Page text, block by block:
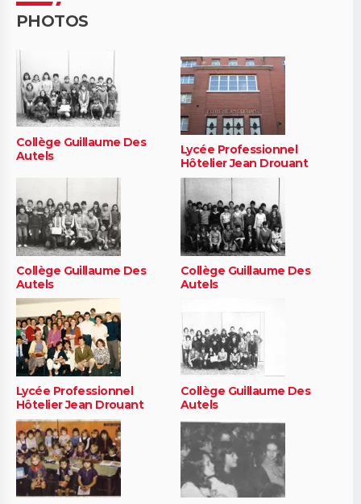
PHOTOS
Collège Guillaume Des
Autels
Lycée Professionnel
Hôtelier Jean Drouant
Collège Guillaume Des
Autels
Collège Guillaume Des
Autels
Lycée Professionnel
Hôtelier Jean Drouant
Collège Guillaume Des
Autels